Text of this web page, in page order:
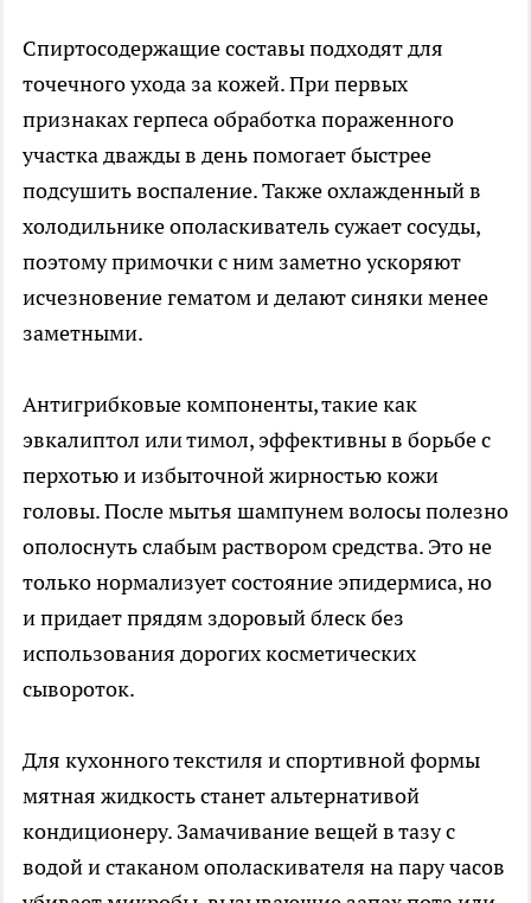
Спиртосодержащие составы подходят для
точечного ухода за кожей. При первых
признаках герпеса обработка пораженного
участка дважды в день помогает быстрее
подсушить воспаление. Также охлажденный в
холодильнике ополаскиватель сужает сосуды,
поэтому примочки с ним заметно ускоряют
исчезновение гематом и делают синяки менее
заметными.
Антигрибковые компоненты, такие как
эвкалиптол или тимол, эффективны в борьбе с
перхотью и избыточной жирностью кожи
головы. После мытья шампунем волосы полезно
ополоснуть слабым раствором средства. Это не
только нормализует состояние эпидермиса, но
и придает прядям здоровый блеск без
использования дорогих косметических
сывороток.
Для кухонного текстиля и спортивной формы
мятная жидкость станет альтернативой
кондиционеру. Замачивание вещей в тазу с
водой и стаканом ополаскивателя на пару часов